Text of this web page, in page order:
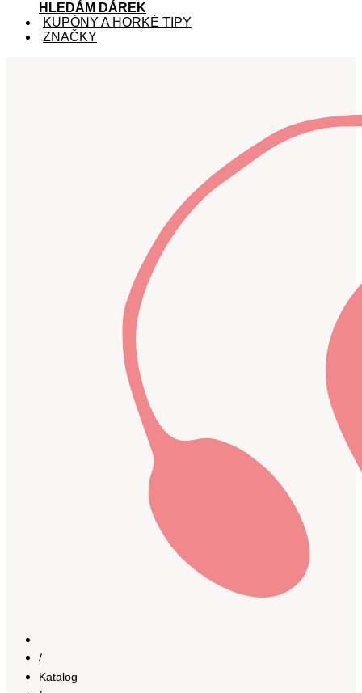
HLEDÁM DÁREK
KUPÓNY A HORKÉ TIPY
ZNAČKY
/
Katalog